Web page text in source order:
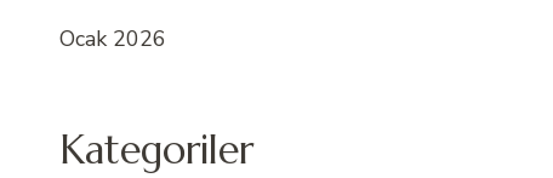
Ocak 2026
Kategoriler